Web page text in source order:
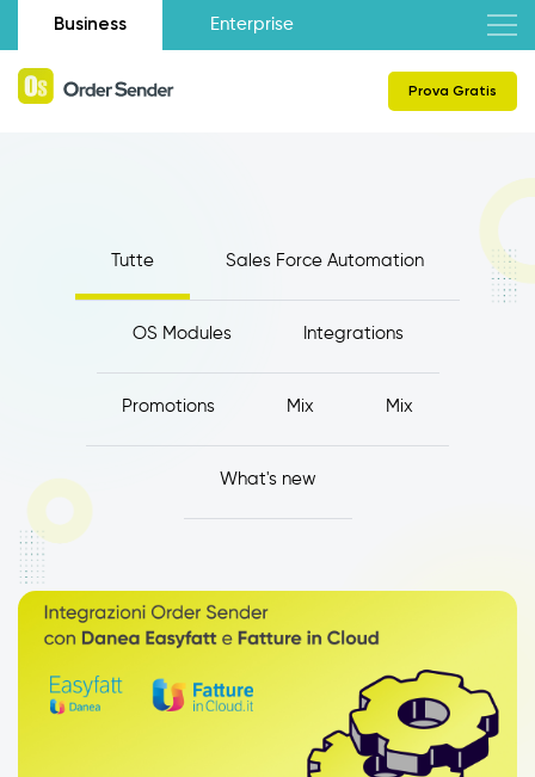
Business Enterprise
Prova Gratis
Tutte Sales Force Automation
OS Modules Integrations
Promotions Mix Mix
What's new